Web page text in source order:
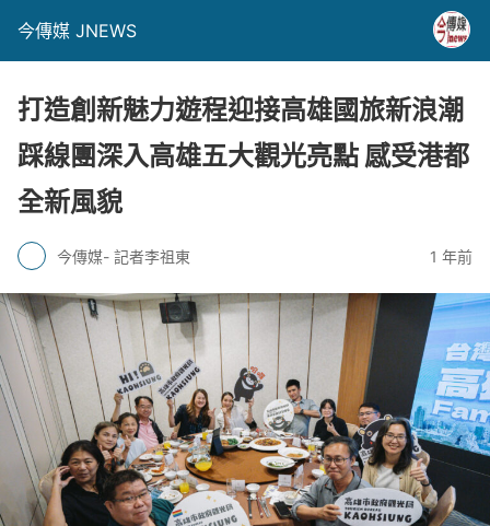
今傳媒 JNEWS
打造創新魅力遊程迎接高雄國旅新浪潮
踩線團深入高雄五大觀光亮點 感受港都
全新風貌
今傳媒- 記者李祖東 1 年前